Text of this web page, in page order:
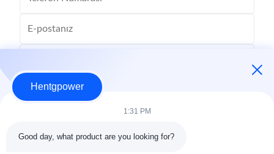
Hentgpower
1:31 PM
Good day, what product are you looking for?